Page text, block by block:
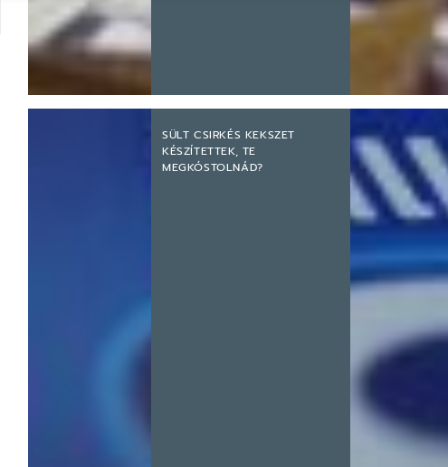
SÜLT CSIRKÉS KEKSZET
KÉSZÍTETTEK, TE
MEGKÓSTOLNÁD?